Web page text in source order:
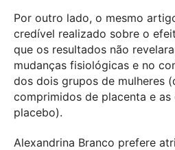
Por outro lado, o mesmo
credível realizado sobre o
que os resultados não
mudanças fisiológicas e no
dos dois grupos de mulheres
comprimidos de placenta e as
placebo).
Alexandrina Branco prefere